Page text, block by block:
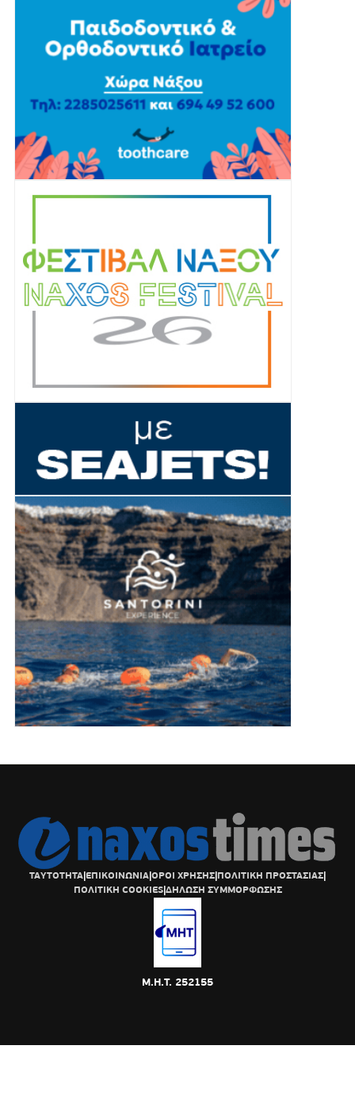
ΤΑΥΤΟΤΗΤΑ|ΕΠΙΚΟΙΝΩΝΙΑ|ΟΡΟΙ ΧΡΗΣΗΣ|ΠΟΛΙΤΙΚΗ ΠΡΟΣΤΑΣΙΑΣ|
ΠΟΛΙΤΙΚΗ COOKIES|ΔΗΛΩΣΗ ΣΥΜΜΟΡΦΩΣΗΣ
Μ.Η.Τ. 252155